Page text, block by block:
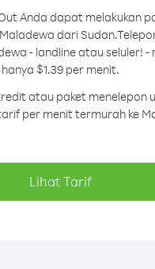
Anda dapat melakukan
dari Sudan.
- landline atau seluler! -
hanya $1.39 per menit.
atau paket menelepon
per menit termurah ke
Lihat Tarif